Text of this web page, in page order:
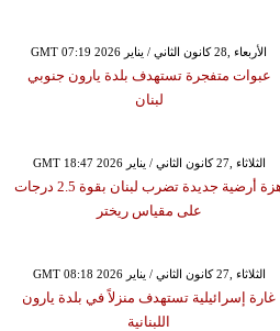
GMT 07:19 2026 الأربعاء ,28 كانون الثاني / يناير
عبوات متفجرة تستهدف بلدة يارون جنوبي
لبنان
GMT 18:47 2026 الثلاثاء ,27 كانون الثاني / يناير
هزة أرضية جديدة تضرب لبنان بقوة 2.5 درجات
على مقياس ريختر
GMT 08:18 2026 الثلاثاء ,27 كانون الثاني / يناير
غارة إسرائيلية تستهدف منزلاً في بلدة يارون
اللبنانية